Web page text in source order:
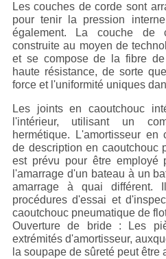
Les couches de corde sont
pour tenir la pression
également. La couche de
construite au moyen de
et se compose de la fibre
haute résistance, de sorte
force et l'uniformité uniques
Les joints en caoutchouc
l'intérieur, utilisant un
hermétique. L'amortisseur en
de description en caoutchouc
est prévu pour être employé
l'amarrage d'un bateau à un
amarrage à quai différent.
procédures d'essai et
caoutchouc pneumatique de
Ouverture de bride : Les
extrémités d'amortisseur,
la soupape de sûreté peut être